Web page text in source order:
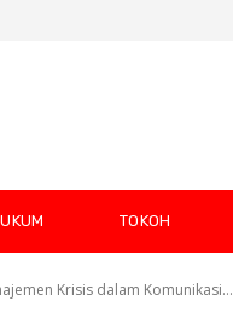
TOKOH
Krisis dalam Komunikasi...